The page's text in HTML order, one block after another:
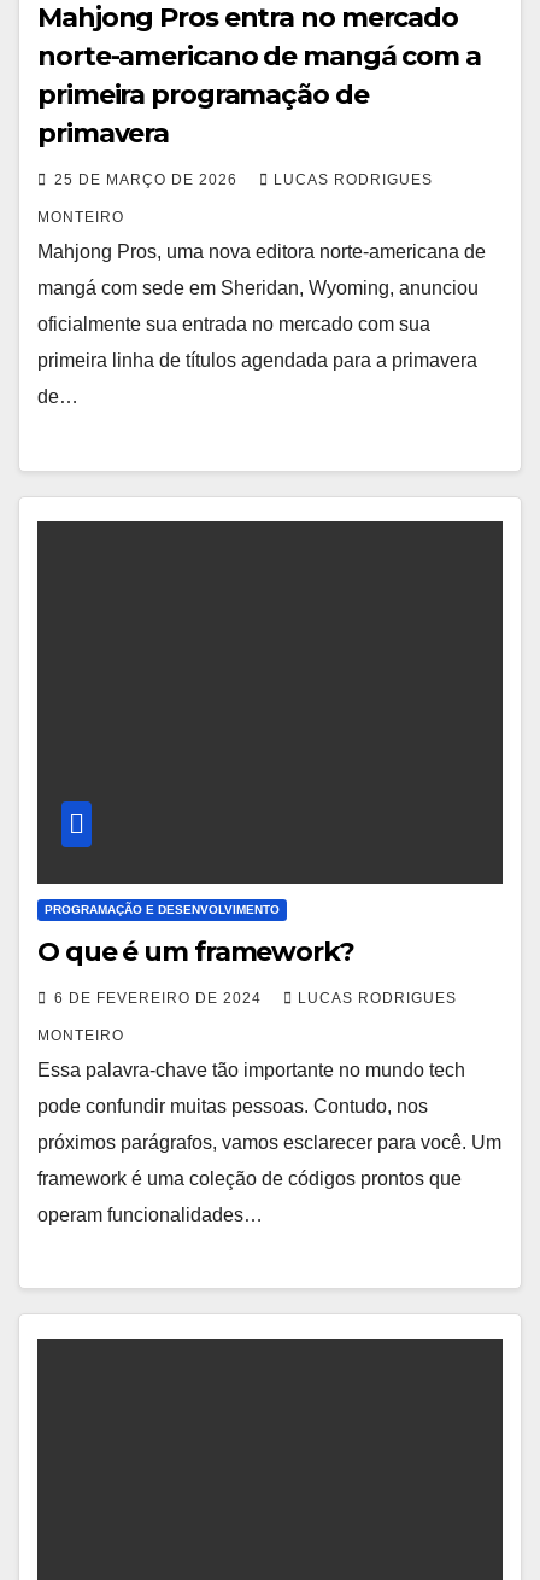
Mahjong Pros entra no mercado
norte-americano de mangá com a
primeira programação de
primavera
25 DE MARÇO DE 2026 LUCAS RODRIGUES
MONTEIRO
Mahjong Pros, uma nova editora norte-americana de
mangá com sede em Sheridan, Wyoming, anunciou
oficialmente sua entrada no mercado com sua
primeira linha de títulos agendada para a primavera
de…
PROGRAMAÇÃO E DESENVOLVIMENTO
O que é um framework?
6 DE FEVEREIRO DE 2024 LUCAS RODRIGUES
MONTEIRO
Essa palavra-chave tão importante no mundo tech
pode confundir muitas pessoas. Contudo, nos
próximos parágrafos, vamos esclarecer para você. Um
framework é uma coleção de códigos prontos que
operam funcionalidades…